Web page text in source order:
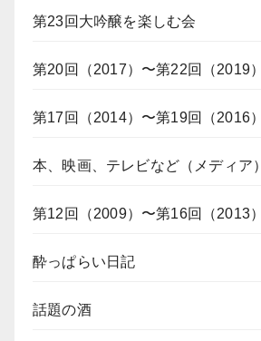
第23回大吟醸を楽しむ会
第20回（2017）〜第22回（2019）
第17回（2014）〜第19回（2016）
本、映画、テレビなど（メディア）
第12回（2009）〜第16回（2013）
酔っぱらい日記
話題の酒